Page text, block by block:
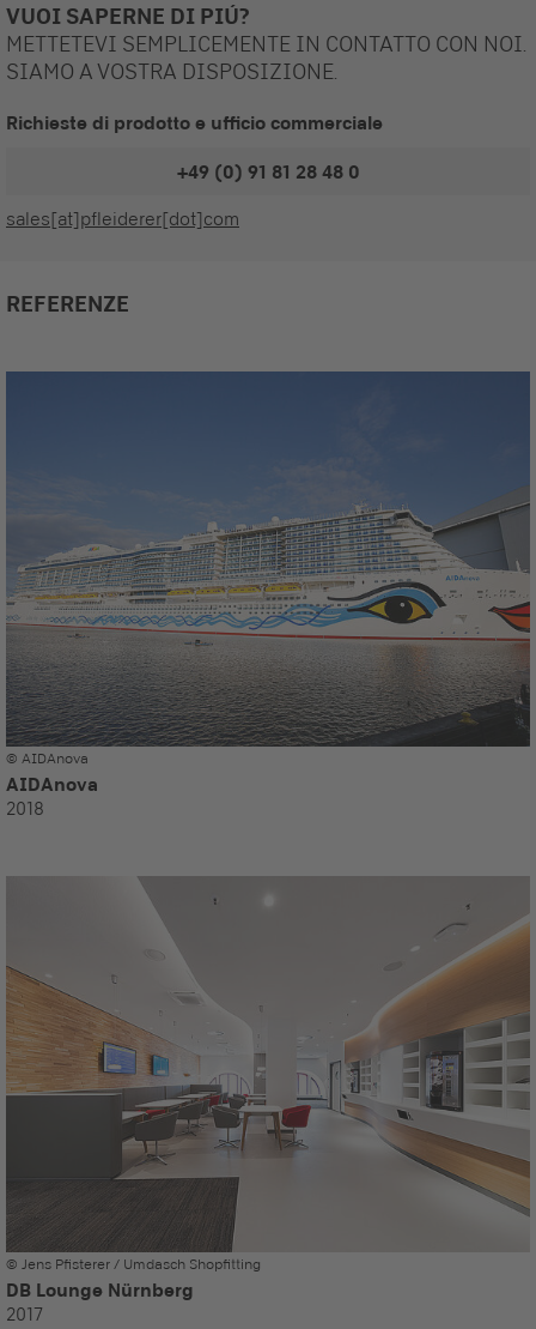
VUOI SAPERNE DI PIÚ?
METTETEVI SEMPLICEMENTE IN CONTATTO CON NOI.
SIAMO A VOSTRA DISPOSIZIONE.
Richieste di prodotto e ufficio commerciale
+49 (0) 91 81 28 48 0
sales[at]pfleiderer[dot]com
REFERENZE
© AIDAnova
AIDAnova
2018
© Jens Pfisterer / Umdasch Shopfitting
DB Lounge Nürnberg
2017